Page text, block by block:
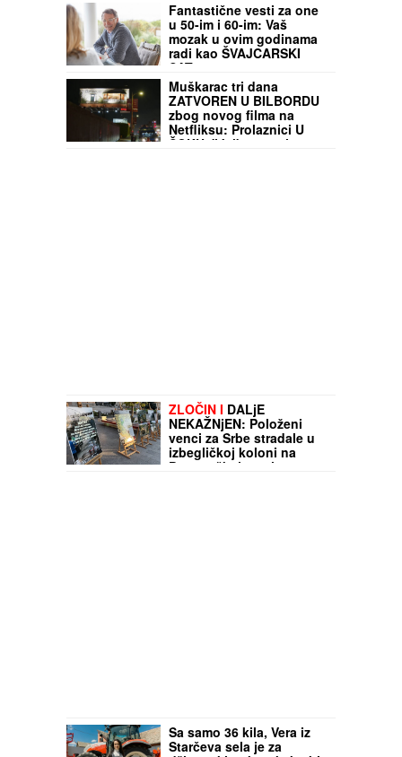
Fantastične vesti za one
u 50-im i 60-im: Vaš
mozak u ovim godinama
radi kao ŠVAJCARSKI
SAT!
Muškarac tri dana
ZATVOREN U BILBORDU
zbog novog filma na
Netfliksu: Prolaznici U
ŠOKU, "Jel' to pravi
ZLOČIN I DALjE
NEKAŽNjEN: Položeni
venci za Srbe stradale u
izbegličkoj koloni na
Petrovačkoj cesti
Sa samo 36 kila, Vera iz
Starčeva sela je za